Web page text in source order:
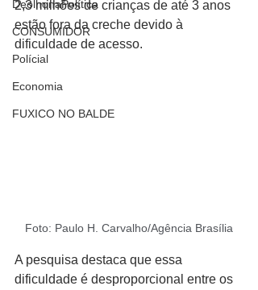
DeolhonaPolítica
CONSUMIDOR
Polícial
Economia
FUXICO NO BALDE
2,3 milhões de crianças de até 3 anos
estão fora da creche devido à
dificuldade de acesso.
Foto: Paulo H. Carvalho/Agência Brasília
A pesquisa destaca que essa
dificuldade é desproporcional entre os